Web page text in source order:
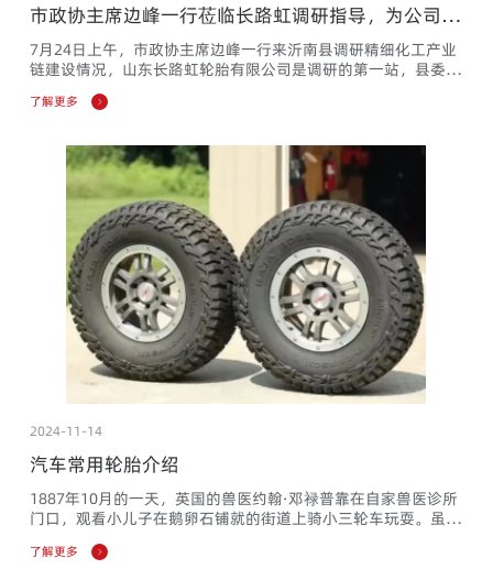
市政协主席边峰一行莅临长路虹调研指导，为公司发
展注入强劲动力
7月24日上午，市政协主席边峰一行来沂南县调研精细化工产业
链建设情况，山东长路虹轮胎有限公司是调研的第一站，县委书
记侯占夫，县政协主席王立忠，县工信局长许彬陪同，董事长尹
昌海、副总经理张建菊率队热情接待。
了解更多
2024-11-14
汽车常用轮胎介绍
1887年10月的一天，英国的兽医约翰·邓禄普靠在自家兽医诊所
门口，观看小儿子在鹅卵石铺就的街道上骑小三轮车玩耍。虽然
儿子很吃力地蹬，但使用实心橡胶车轮的三轮车还是走不快，而
且三轮车行驶在鹅卵石路面上，把儿子颠得很痛苦。在心疼儿子
了解更多